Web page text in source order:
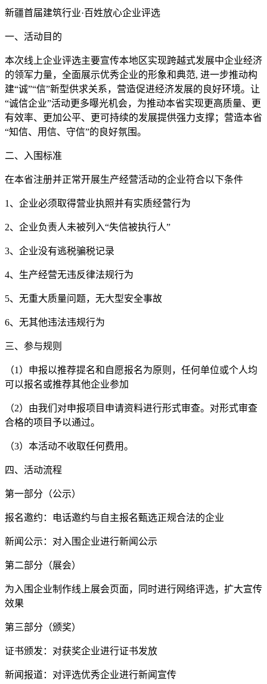
新疆首届建筑行业·百姓放心企业评选
一、活动目的
本次线上企业评选主要宣传本地区实现跨越式发展中企业经济
的领军力量，全面展示优秀企业的形象和典范, 进一步推动构
建“诚”“信”新型供求关系，营造促进经济发展的良好环境。让
“诚信企业”活动更多曝光机会，为推动本省实现更高质量、更
有效率、更加公平、更可持续的发展提供强力支撑；营造本省
“知信、用信、守信”的良好氛围。
二、入围标准
在本省注册并正常开展生产经营活动的企业符合以下条件
1、企业必须取得营业执照并有实质经营行为
2、企业负责人未被列入“失信被执行人”
3、企业没有逃税骗税记录
4、生产经营无违反律法规行为
5、无重大质量问题，无大型安全事故
6、无其他违法违规行为
三、参与规则
（1）申报以推荐提名和自愿报名为原则，任何单位或个人均
可以报名或推荐其他企业参加
（2）由我们对申报项目申请资料进行形式审查。对形式审查
合格的项目予以通过。
（3）本活动不收取任何费用。
四、活动流程
第一部分（公示）
报名邀约：电话邀约与自主报名甄选正规合法的企业
新闻公示：对入围企业进行新闻公示
第二部分（展会）
为入围企业制作线上展会页面，同时进行网络评选，扩大宣传
效果
第三部分（颁奖）
证书颁发：对获奖企业进行证书发放
新闻报道：对评选优秀企业进行新闻宣传